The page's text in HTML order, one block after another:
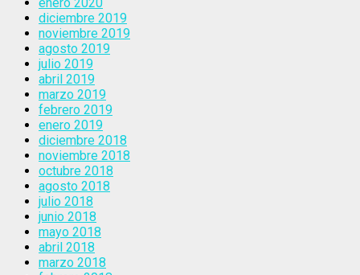
diciembre 2019
noviembre 2019
agosto 2019
julio 2019
abril 2019
marzo 2019
febrero 2019
enero 2019
diciembre 2018
noviembre 2018
octubre 2018
agosto 2018
julio 2018
junio 2018
mayo 2018
abril 2018
marzo 2018